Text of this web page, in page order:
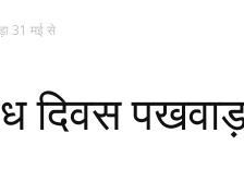
31 मई से
दिवस